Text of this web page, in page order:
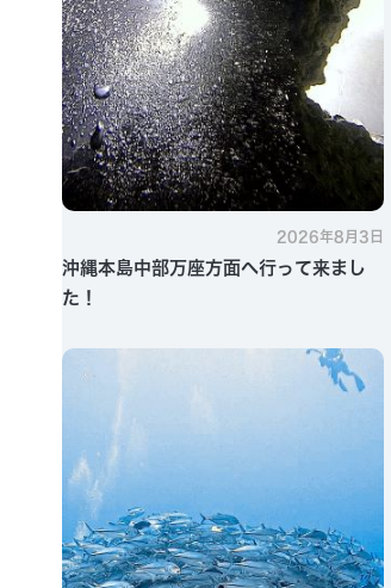
2026年8月3日
沖縄本島中部万座方面へ行って来まし
た！